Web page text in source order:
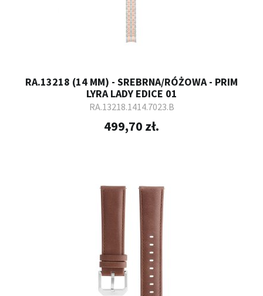
RA.13218 (14 MM) - SREBRNA/RÓŻOWA - PRIM
LYRA LADY EDICE 01
RA.13218.1414.7023.B
499,70 zł.